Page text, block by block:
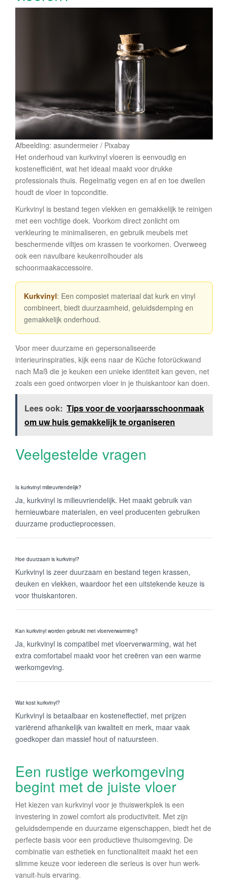
Afbeelding: asundermeier / Pixabay
Het onderhoud van kurkvinyl vloeren is eenvoudig en
kostenefficiënt, wat het ideaal maakt voor drukke
professionals thuis. Regelmatig vegen en af en toe dweilen
houdt de vloer in topconditie.
Kurkvinyl is bestand tegen vlekken en gemakkelijk te reinigen
met een vochtige doek. Voorkom direct zonlicht om
verkleuring te minimaliseren, en gebruik meubels met
beschermende viltjes om krassen te voorkomen. Overweeg
ook een navulbare keukenrolhouder als
schoonmaakaccessoire.
Kurkvinyl: Een composiet materiaal dat kurk en vinyl
combineert, biedt duurzaamheid, geluidsdemping en
gemakkelijk onderhoud.
Voor meer duurzame en gepersonaliseerde
interieurinspiraties, kijk eens naar de Küche fotorückwand
nach Maß die je keuken een unieke identiteit kan geven, net
zoals een goed ontworpen vloer in je thuiskantoor kan doen.
Lees ook: Tips voor de voorjaarsschoonmaak
om uw huis gemakkelijk te organiseren
Veelgestelde vragen
Is kurkvinyl milieuvriendelijk?
Ja, kurkvinyl is milieuvriendelijk. Het maakt gebruik van
hernieuwbare materialen, en veel producenten gebruiken
duurzame productieprocessen.
Hoe duurzaam is kurkvinyl?
Kurkvinyl is zeer duurzaam en bestand tegen krassen,
deuken en vlekken, waardoor het een uitstekende keuze is
voor thuiskantoren.
Kan kurkvinyl worden gebruikt met vloerverwarming?
Ja, kurkvinyl is compatibel met vloerverwarming, wat het
extra comfortabel maakt voor het creëren van een warme
werkomgeving.
Wat kost kurkvinyl?
Kurkvinyl is betaalbaar en kosteneffectief, met prijzen
variërend afhankelijk van kwaliteit en merk, maar vaak
goedkoper dan massief hout of natuursteen.
Een rustige werkomgeving
begint met de juiste vloer
Het kiezen van kurkvinyl voor je thuiswerkplek is een
investering in zowel comfort als productiviteit. Met zijn
geluidsdempende en duurzame eigenschappen, biedt het de
perfecte basis voor een productieve thuisomgeving. De
combinatie van esthetiek en functionaliteit maakt het een
slimme keuze voor iedereen die serieus is over hun werk-
vanuit-huis ervaring.